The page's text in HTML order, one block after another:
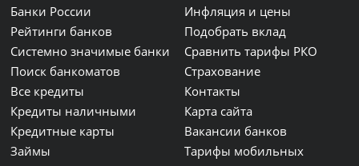
Банки России
Рейтинги банков
Системно значимые банки
Поиск банкоматов
Все кредиты
Кредиты наличными
Кредитные карты
Займы
Инфляция и цены
Подобрать вклад
Сравнить тарифы РКО
Страхование
Контакты
Карта сайта
Вакансии банков
Тарифы мобильных